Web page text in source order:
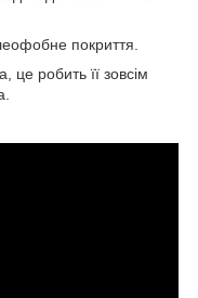
покриття.
це робить її зовсім